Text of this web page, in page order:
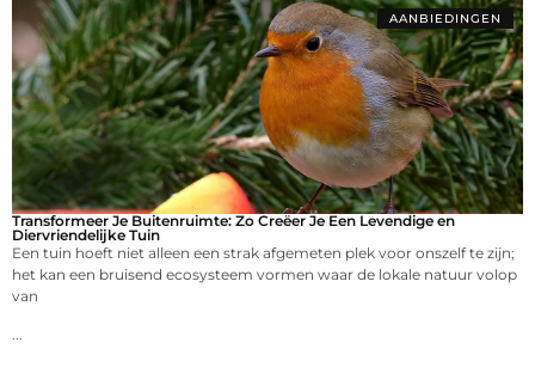
AANBIEDINGEN
Transformeer Je Buitenruimte: Zo Creëer Je Een Levendige en
Diervriendelijke Tuin
Een tuin hoeft niet alleen een strak afgemeten plek voor onszelf te zijn;
het kan een bruisend ecosysteem vormen waar de lokale natuur volop
van
...